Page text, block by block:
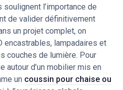
l’importance de
de valider définitivement
un projet complet, on
lampadaires et
couches de lumière. Pour
autour d’un mobilier mis en
un coussin pour chaise ou